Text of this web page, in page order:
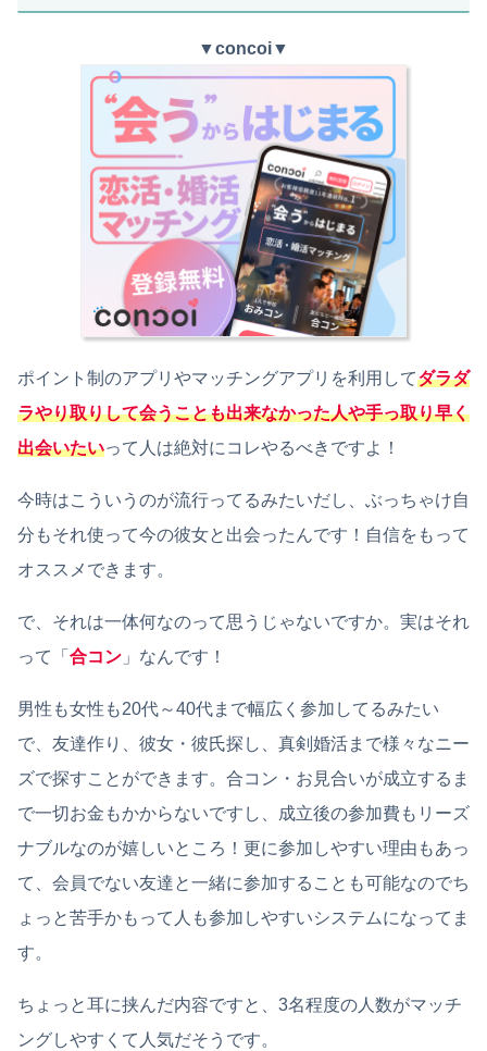
▼concoi▼
ポイント制のアプリやマッチングアプリを利用してダラダ
ラやり取りして会うことも出来なかった人や手っ取り早く
出会いたいって人は絶対にコレやるべきですよ！
今時はこういうのが流行ってるみたいだし、ぶっちゃけ自
分もそれ使って今の彼女と出会ったんです！自信をもって
オススメできます。
で、それは一体何なのって思うじゃないですか。実はそれ
って「 合コン 」なんです！
男性も女性も20代～40代まで幅広く参加してるみたい
で、友達作り、彼女・彼氏探し、真剣婚活まで様々なニー
ズで探すことができます。合コン・お見合いが成立するま
で一切お金もかからないですし、成立後の参加費もリーズ
ナブルなのが嬉しいところ！更に参加しやすい理由もあっ
て、会員でない友達と一緒に参加することも可能なのでち
ょっと苦手かもって人も参加しやすいシステムになってま
す。
ちょっと耳に挟んだ内容ですと、3名程度の人数がマッチ
ングしやすくて人気だそうです。